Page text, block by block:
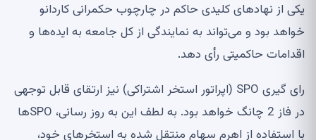
یکی از نهادهای کلیدی حاکم در چارچوب حکمرانی کاردانو
خواهد بود و می‌تواند به نمایندگی از کل جامعه به ایده‌ها و
اقدامات حاکمیتی رأی دهد.
رای گیری SPO (اپراتور استخر اشتراکی) نیز ارتقای قابل توجهی
در فاز 2 چانگ خواهد بود. به لطف این به روز رسانی، SPOها
با استفاده از اهرم سهام منتقل شده به استخرهای خود،